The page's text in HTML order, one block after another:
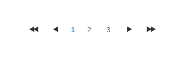
1 2 3